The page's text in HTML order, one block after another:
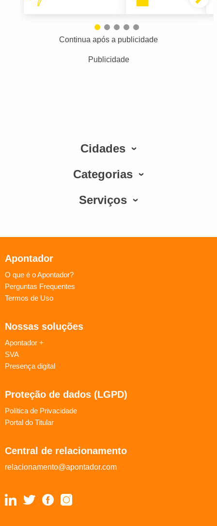
Continua após a publicidade
Publicidade
Cidades
Categorias
Serviços
Apontador
O que é o Apontador?
Perguntas Frequentes
Termos de Uso
Nossas soluções
Apontador +
SVA
Presença digital
Proteção de dados (LGPD)
Política de Privacidade
Portal do Titular
Central de relacionamento
relacionamento@apontador.com